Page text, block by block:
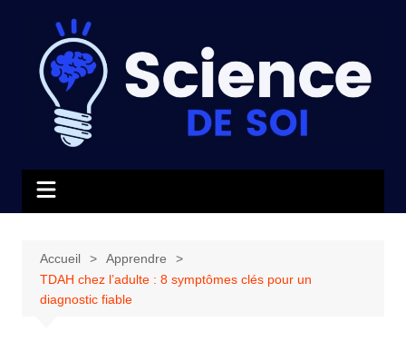
contenu
Accueil
Apprendre
TDAH chez l’adulte : 8 symptômes clés pour un
diagnostic fiable